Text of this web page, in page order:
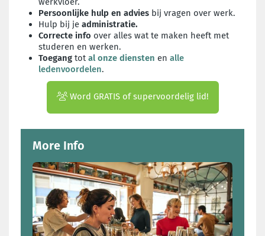
Persoonlijke hulp en advies bij vragen over werk.
Hulp bij je administratie.
Correcte info over alles wat te maken heeft met
studeren en werken.
Toegang tot al onze diensten en alle
ledenvoordelen.
Word GRATIS of supervoordelig lid!
More Info